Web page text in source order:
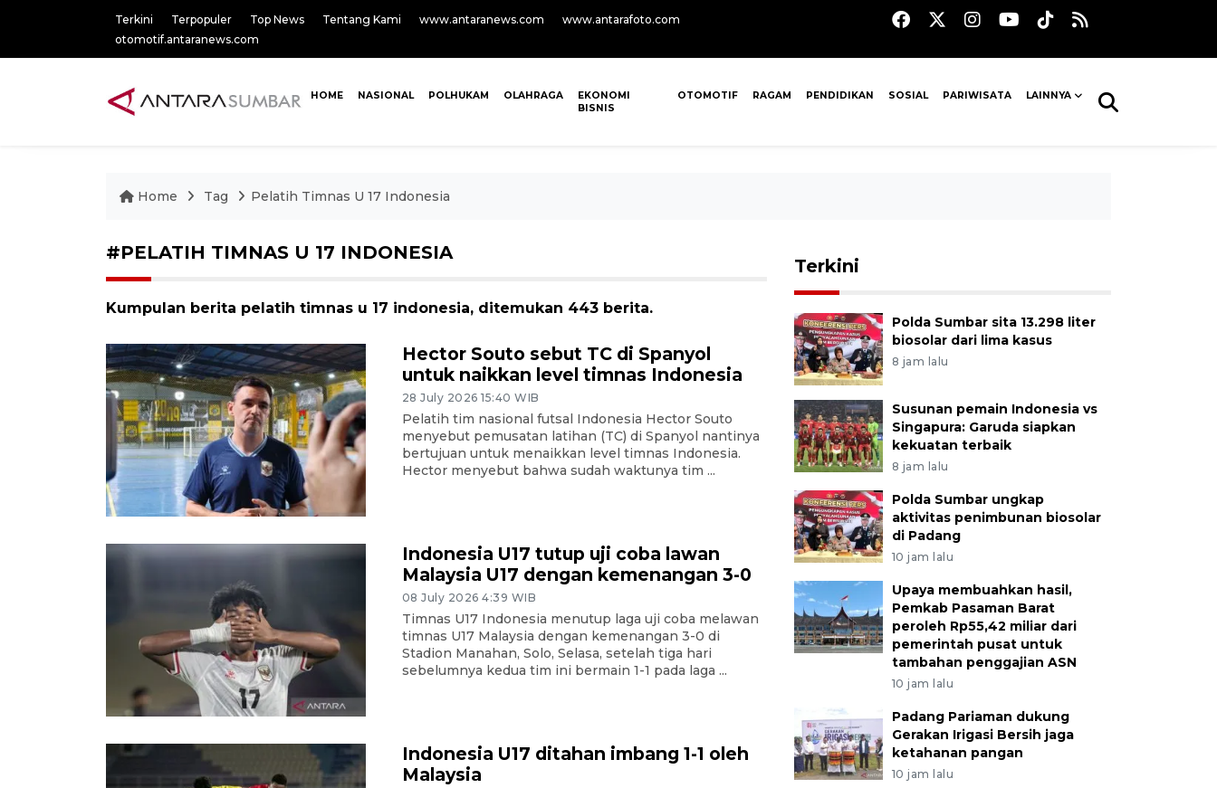
Terkini Terpopuler Top News Tentang Kami www.antaranews.com
www.antarafoto.com
otomotif.antaranews.com
HOME NASIONAL POLHUKAM OLAHRAGA
EKONOMI
BISNIS
OTOMOTIF RAGAM PENDIDIKAN SOSIAL PARIWISATA LAINNYA
Home Tag Pelatih Timnas U 17 Indonesia
#PELATIH TIMNAS U 17 INDONESIA
Kumpulan berita pelatih timnas u 17 indonesia, ditemukan 443 berita.
Hector Souto sebut TC di Spanyol
untuk naikkan level timnas Indonesia
28 July 2026 15:40 WIB
Pelatih tim nasional futsal Indonesia Hector Souto
menyebut pemusatan latihan (TC) di Spanyol nantinya
bertujuan untuk menaikkan level timnas Indonesia.
Hector menyebut bahwa sudah waktunya tim ...
Indonesia U17 tutup uji coba lawan
Malaysia U17 dengan kemenangan 3-0
08 July 2026 4:39 WIB
Timnas U17 Indonesia menutup laga uji coba melawan
timnas U17 Malaysia dengan kemenangan 3-0 di
Stadion Manahan, Solo, Selasa, setelah tiga hari
sebelumnya kedua tim ini bermain 1-1 pada laga ...
Indonesia U17 ditahan imbang 1-1 oleh
Malaysia
Terkini
Polda Sumbar sita 13.298 liter
biosolar dari lima kasus
8 jam lalu
Susunan pemain Indonesia vs
Singapura: Garuda siapkan
kekuatan terbaik
8 jam lalu
Polda Sumbar ungkap
aktivitas penimbunan biosolar
di Padang
10 jam lalu
Upaya membuahkan hasil,
Pemkab Pasaman Barat
peroleh Rp55,42 miliar dari
pemerintah pusat untuk
tambahan penggajian ASN
10 jam lalu
Padang Pariaman dukung
Gerakan Irigasi Bersih jaga
ketahanan pangan
10 jam lalu